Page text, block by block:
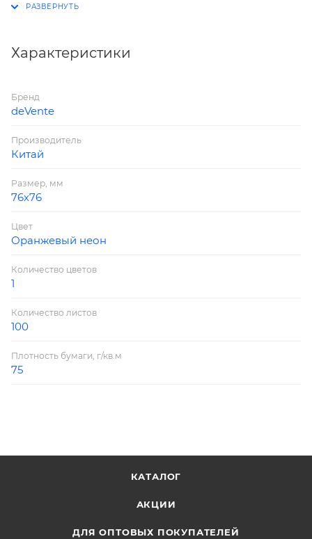
Характеристики
Бренд
deVente
Производитель
Китай
Размер, мм
76х76
Цвет
Оранжевый неон
Количество цветов
1
Количество листов
100
Плотность бумаги, г/кв.м
75
КАТАЛОГ
АКЦИИ
ДЛЯ ОПТОВЫХ ПОКУПАТЕЛЕЙ